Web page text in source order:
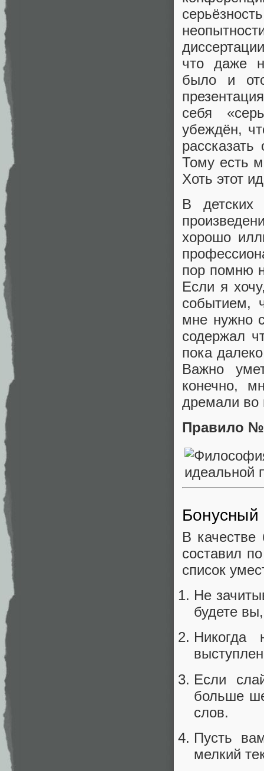
что даже
было и
себя
убеждён,
Тому есть
Хоть этот
В
хорошо
пор помню
Если я
событием,
мне нужно
содержал
пока
Важно
конечно,
дремали во
Правило
Бонусный
В качестве
составил
список
Не
будете
Никогда
Если
больше
слов.
Пусть
мелкий